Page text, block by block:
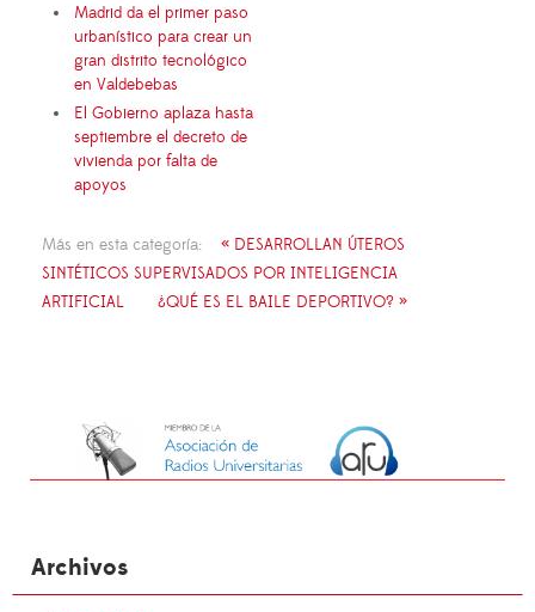
Madrid da el primer paso
urbanístico para crear un
gran distrito tecnológico
en Valdebebas
El Gobierno aplaza hasta
septiembre el decreto de
vivienda por falta de
apoyos
Más en esta categoría:
« DESARROLLAN ÚTEROS
SINTÉTICOS SUPERVISADOS POR INTELIGENCIA
ARTIFICIAL
¿QUÉ ES EL BAILE DEPORTIVO? »
Archivos